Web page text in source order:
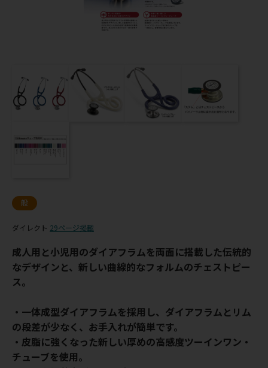
般
ダイレクト 29ページ掲載
成人用と小児用のダイアフラムを両面に搭載した伝統的
なデザインと、新しい曲線的なフォルムのチェストピー
ス。
・一体成型ダイアフラムを採用し、ダイアフラムとリム
の段差が少なく、お手入れが簡単です。
・皮脂に強くなった新しい厚めの高感度ツーインワン・
チューブを使用。